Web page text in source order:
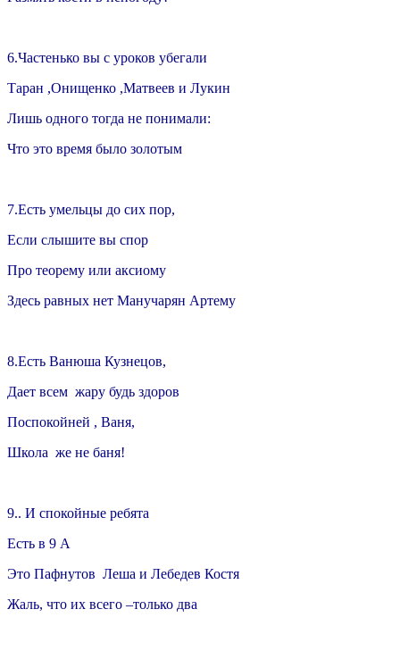
6.Частенько вы с уроков убегали
Таран ,Онищенко ,Матвеев и Лукин
Лишь одного тогда не понимали:
Что это время было золотым
7.Есть умельцы до сих пор,
Если слышите вы спор
Про теорему или аксиому
Здесь равных нет Манучарян Артему
8.Есть Ванюша Кузнецов,
Дает всем жару будь здоров
Поспокойней , Ваня,
Школа же не баня!
9.. И спокойные ребята
Есть в 9 А
Это Пафнутов Леша и Лебедев Костя
Жаль, что их всего –только два